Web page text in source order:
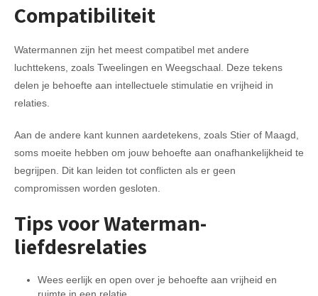
Compatibiliteit
Watermannen zijn het meest compatibel met andere
luchttekens, zoals Tweelingen en Weegschaal. Deze tekens
delen je behoefte aan intellectuele stimulatie en vrijheid in
relaties.
Aan de andere kant kunnen aardetekens, zoals Stier of Maagd,
soms moeite hebben om jouw behoefte aan onafhankelijkheid te
begrijpen. Dit kan leiden tot conflicten als er geen
compromissen worden gesloten.
Tips voor Waterman-
liefdesrelaties
Wees eerlijk en open over je behoefte aan vrijheid en